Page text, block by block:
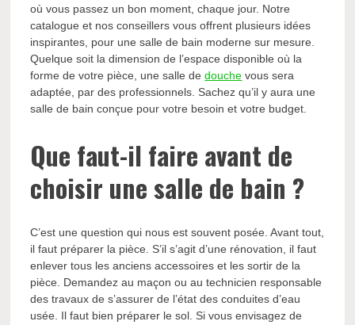
où vous passez un bon moment, chaque jour. Notre
catalogue et nos conseillers vous offrent plusieurs idées
inspirantes, pour une salle de bain moderne sur mesure.
Quelque soit la dimension de l’espace disponible où la
forme de votre pièce, une salle dedouche vous sera
adaptée, par des professionnels. Sachez qu’il y aura une
salle de bain conçue pour votre besoin et votre budget.
Que faut-il faire avant de
choisir une salle de bain ?
C’est une question qui nous est souvent posée. Avant tout,
il faut préparer la pièce. S’il s’agit d’une rénovation, il faut
enlever tous les anciens accessoires et les sortir de la
pièce. Demandez au maçon ou au technicien responsable
des travaux de s’assurer de l’état des conduites d’eau
usée. Il faut bien préparer le sol. Si vous envisagez de